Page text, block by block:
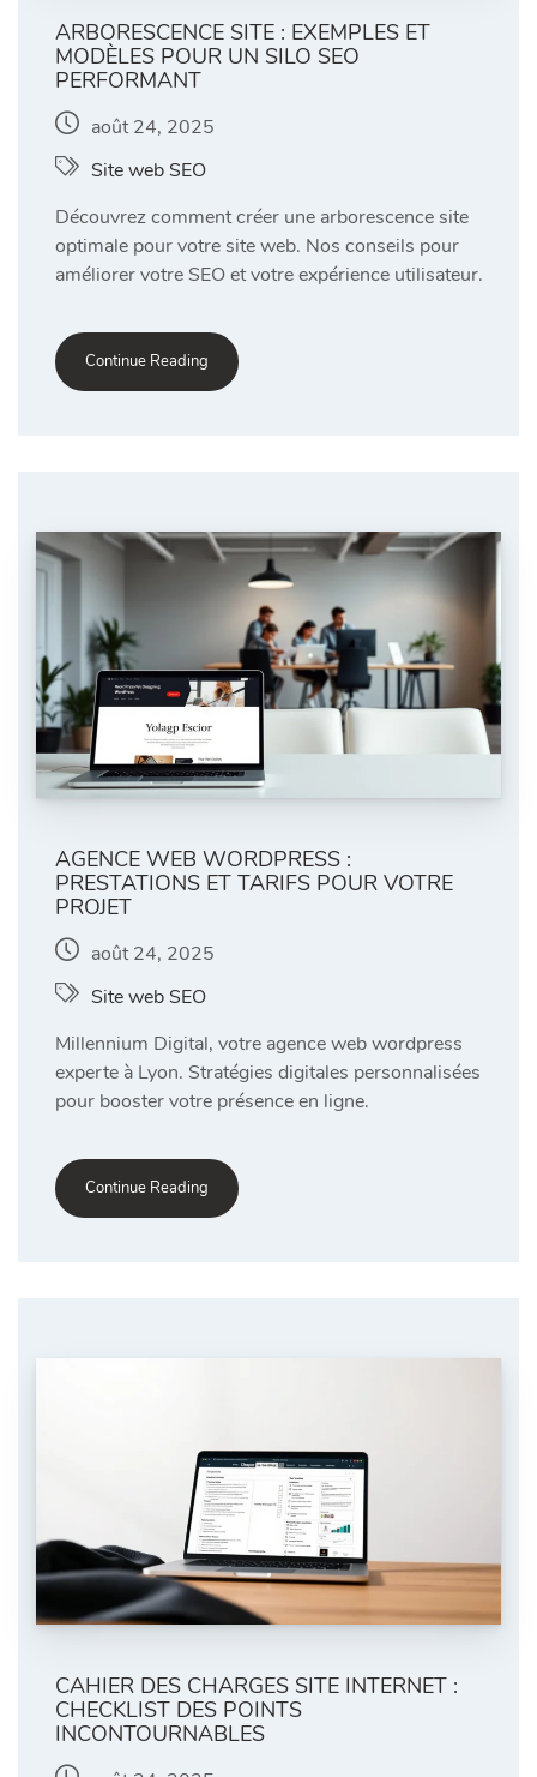
ARBORESCENCE SITE : EXEMPLES ET
MODÈLES POUR UN SILO SEO
PERFORMANT
août 24, 2025
Site web SEO
Découvrez comment créer une arborescence site
optimale pour votre site web. Nos conseils pour
améliorer votre SEO et votre expérience utilisateur.
Continue Reading
AGENCE WEB WORDPRESS :
PRESTATIONS ET TARIFS POUR VOTRE
PROJET
août 24, 2025
Site web SEO
Millennium Digital, votre agence web wordpress
experte à Lyon. Stratégies digitales personnalisées
pour booster votre présence en ligne.
Continue Reading
CAHIER DES CHARGES SITE INTERNET :
CHECKLIST DES POINTS
INCONTOURNABLES